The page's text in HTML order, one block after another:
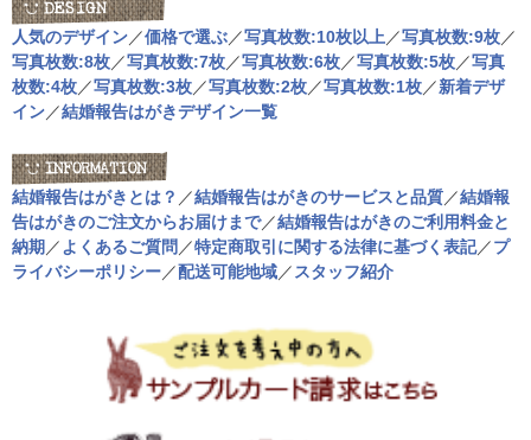
人気のデザイン／価格で選ぶ／写真枚数:10枚以上 ／写真枚数:9枚／
写真枚数:8枚／写真枚数:7枚／写真枚数:6枚／写真枚数:5枚／写真
枚数:4枚／写真枚数:3枚／写真枚数:2枚／写真枚数:1枚／新着デザ
イン／結婚報告はがきデザイン一覧
結婚報告はがきとは？ ／結婚報告はがきのサービスと品質／結婚報
告はがきのご注文からお届けまで／結婚報告はがきのご利用料金と
納期 ／ よくあるご質問 ／特定商取引に関する法律に基づく表記／プ
ライバシーポリシー／配送可能地域／ スタッフ紹介